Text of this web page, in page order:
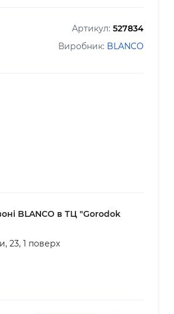
Артикул: 527834
Виробник: BLANCO
BLANCO в ТЦ "Gorodok
23, 1 поверх